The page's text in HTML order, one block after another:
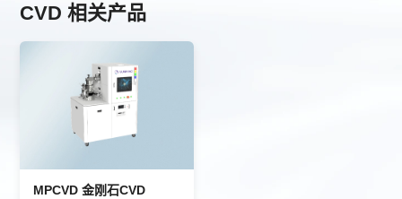
CVD 相关产品
MPCVD 金刚石CVD